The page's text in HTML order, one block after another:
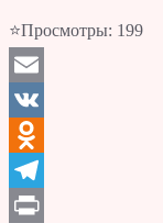
⭐Просмотры: 199
Email
VK
Odnoklassniki
Telegram